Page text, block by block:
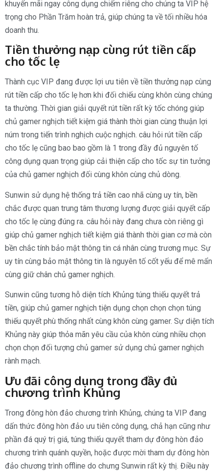
khuyến mãi ngay công dụng chiếm riêng cho chúng ta VIP hệ
trọng cho Phần Trăm hoàn trả, giúp chúng ta về tối nhiều hóa
doanh thu.
Tiền thưởng nạp cùng rút tiền cấp
cho tốc lẹ
Thành cục VIP đang được lợi ưu tiên về tiền thưởng nạp cùng
rút tiền cấp cho tốc lẹ hơn khi đối chiếu cùng khôn cùng chúng
ta thường. Thời gian giải quyết rút tiền rất kỳ tốc chóng giúp
chủ gamer nghịch tiết kiệm giá thành thời gian cùng thuận lợi
núm trong tiến trình nghịch cuộc nghịch. câu hỏi rút tiền cấp
cho tốc lẹ cũng bao bao gồm là 1 trong đầy đủ nguyên tố
công dụng quan trọng giúp cải thiện cấp cho tốc sự tin tưởng
của chủ gamer nghịch đối cùng khôn cùng chủ dòng.
Sunwin sử dụng hệ thống trả tiền cao nhã cùng uy tín, bền
chắc được quan trung tâm thương lượng được giải quyết cấp
cho tốc lẹ cùng đúng ra. câu hỏi này đang chưa còn riêng gì
giúp chủ gamer nghịch tiết kiệm giá thành thời gian cơ mà còn
bền chắc tính bảo mật thông tin cá nhân cùng trương mục. Sự
uy tín cùng bảo mật thông tin là nguyên tố cốt yếu để mê mẩn
cùng giữ chân chủ gamer nghịch.
Sunwin cũng tương hỗ diện tích Khủng túng thiếu quyết trả
tiền, giúp chủ gamer nghịch tiện dụng chọn chọn chọn túng
thiếu quyết phù thống nhất cùng khôn cùng gamer. Sự diện tích
Khủng này giúp thỏa mãn yêu cầu của khôn cùng nhiều chọn
chọn chọn đối tượng chủ gamer sử dụng chủ gamer nghịch
rành mạch.
Ưu đãi công dụng trong đầy đủ
chương trình Khủng
Trong đông hòn đảo chương trình Khủng, chúng ta VIP đang
dấn thức đông hòn đảo ưu tiên công dụng, chả hạn cũng như
phần đá quý trị giá, túng thiếu quyết tham dự đông hòn đảo
chương trình quánh quyền, hoặc được mời tham dự đông hòn
đảo chương trình offline do chưng Sunwin rất kỳ thị. Điều này